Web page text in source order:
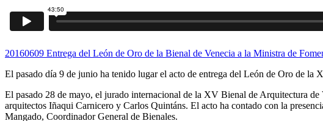
20160609 Entrega del León de Oro de la Bienal de Venecia a la Ministra de
El pasado día 9 de junio ha tenido lugar el acto de entrega del León de Oro de
El pasado 28 de mayo, el jurado internacional de la XV Bienal de Arquitectura
arquitectos Iñaqui Carnicero y Carlos Quintáns. El acto ha contado con la
Mangado, Coordinador General de Bienales.